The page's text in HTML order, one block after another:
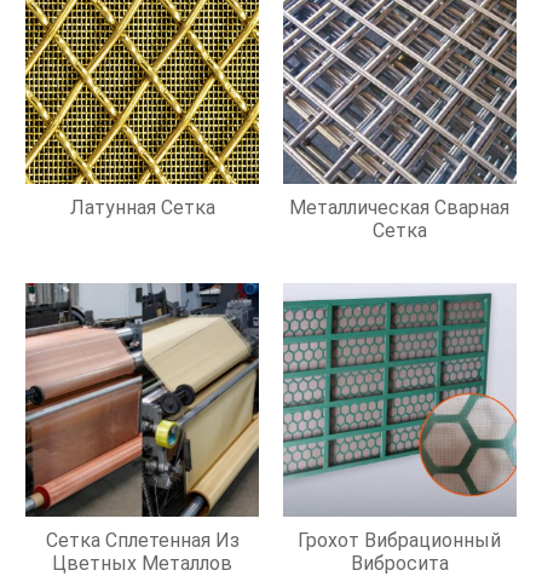
Латунная Сетка
Металлическая Сварная
Сетка
Сетка Сплетенная Из
Цветных Металлов
Грохот Вибрационный
Вибросита